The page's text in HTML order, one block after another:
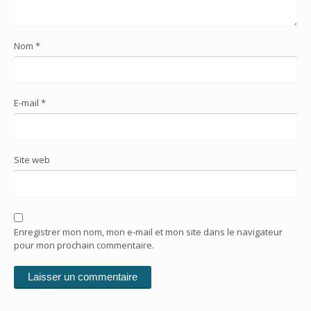
Nom *
E-mail *
Site web
Enregistrer mon nom, mon e-mail et mon site dans le navigateur
pour mon prochain commentaire.